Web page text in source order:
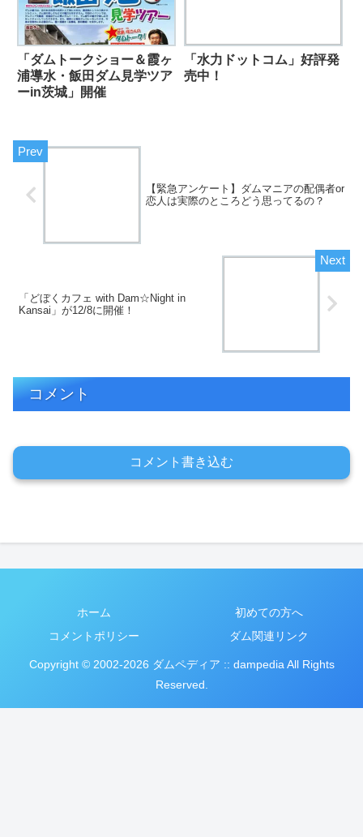
「ダムトークショー＆霞ヶ
浦導水・飯田ダム見学ツア
ーin茨城」開催
「水力ドットコム」好評発
売中！
【緊急アンケート】ダムマニアの配偶者or
恋人は実際のところどう思ってるの？
「どぼくカフェ with Dam☆Night in
Kansai」が12/8に開催！
コメント
コメント書き込む
ホーム
初めての方へ
コメントポリシー
ダム関連リンク
Copyright © 2002-2026 ダムペディア :: dampedia All Rights
Reserved.